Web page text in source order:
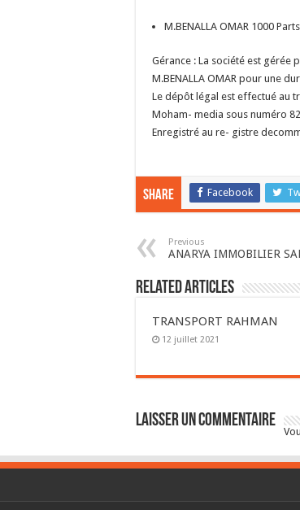
M.BENALLA OMAR 1000
Gérance : La société est gérée
M.BENALLA OMAR pour une
Le dépôt légal est effectué au
Moham- media sous numéro
Enregistré au re- gistre de
Share Facebook
Previous
ANARYA IMMOBILIER
Related Articles
TRANSPORT RAHMAN
12 juillet 2021
Laisser un commentaire